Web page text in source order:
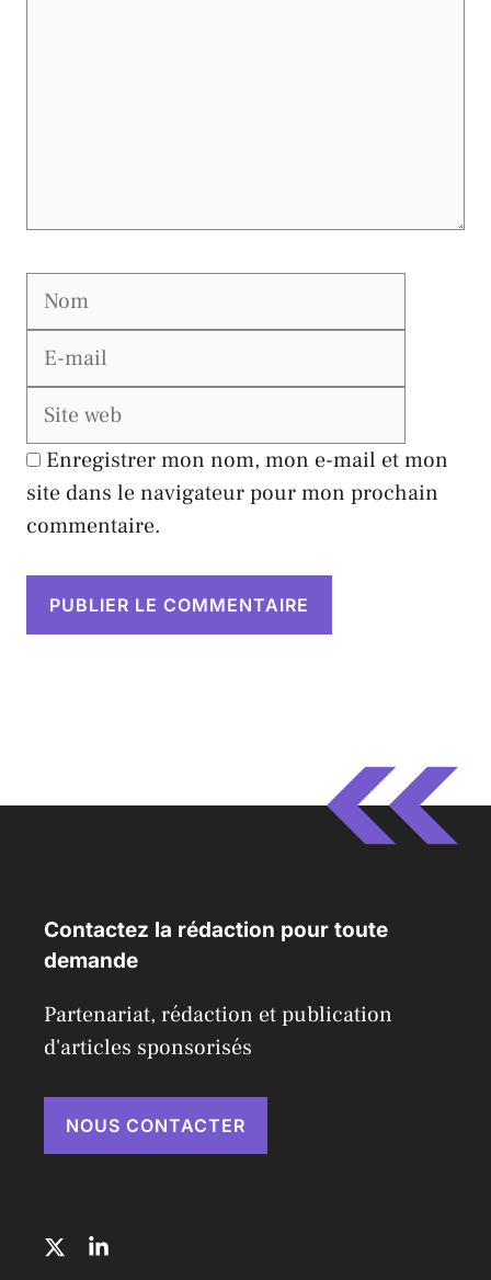
Nom
Enregistrer mon nom, mon e-mail et mon
site dans le navigateur pour mon prochain
commentaire.
Contactez la rédaction pour toute
demande
Partenariat, rédaction et publication
d'articles sponsorisés
NOUS CONTACTER